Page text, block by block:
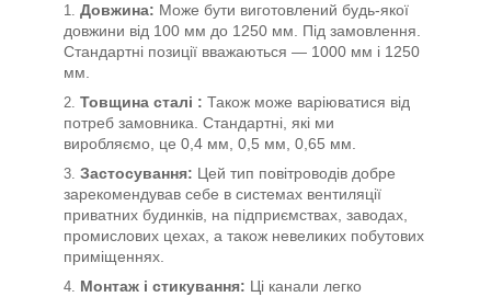
Довжина: Може бути виготовлений будь-якої
довжини від 100 мм до 1250 мм. Під замовлення.
Стандартні позиції вважаються — 1000 мм і 1250
мм.
Товщина сталі : Також може варіюватися від
потреб замовника. Стандартні, які ми
виробляємо, це 0,4 мм, 0,5 мм, 0,65 мм.
Застосування: Цей тип повітроводів добре
зарекомендував себе в системах вентиляції
приватних будинків, на підприємствах, заводах,
промислових цехах, а також невеликих побутових
приміщеннях.
Монтаж і стикування: Ці канали легко